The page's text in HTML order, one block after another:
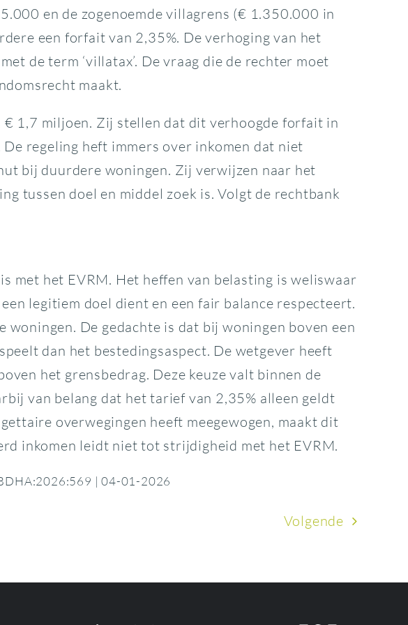
en de zogenoemde villagrens (€ 1.350.000 in
een forfait van 2,35%. De verhoging van het
de term ‘villatax’. De vraag die de rechter moet
maakt.
1,7 miljoen. Zij stellen dat dit verhoogde forfait in
regeling heft immers over inkomen dat niet
bij duurdere woningen. Zij verwijzen naar het
tussen doel en middel zoek is. Volgt de rechtbank
het EVRM. Het heffen van belasting is weliswaar
legitiem doel dient en een fair balance respecteert.
De gedachte is dat bij woningen boven een
dan het bestedingsaspect. De wetgever heeft
het grensbedrag. Deze keuze valt binnen de
van belang dat het tarief van 2,35% alleen geldt
overwegingen heeft meegewogen, maakt dit
inkomen leidt niet tot strijdigheid met het EVRM.
| 04-01-2026
Volgende